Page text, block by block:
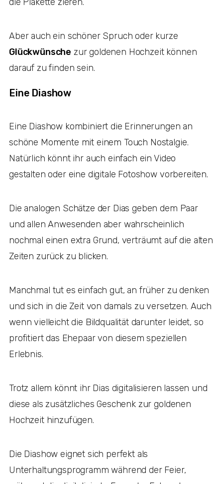
Aber auch ein schöner Spruch oder kurze
Glückwünsche zur goldenen Hochzeit können
darauf zu finden sein.
Eine Diashow
Eine Diashow kombiniert die Erinnerungen an
schöne Momente mit einem Touch Nostalgie.
Natürlich könnt ihr auch einfach ein Video
gestalten oder eine digitale Fotoshow vorbereiten.
Die analogen Schätze der Dias geben dem Paar
und allen Anwesenden aber wahrscheinlich
nochmal einen extra Grund, verträumt auf die alten
Zeiten zurück zu blicken.
Manchmal tut es einfach gut, an früher zu denken
und sich in die Zeit von damals zu versetzen. Auch
wenn vielleicht die Bildqualität darunter leidet, so
profitiert das Ehepaar von diesem speziellen
Erlebnis.
Trotz allem könnt ihr Dias digitalisieren lassen und
diese als zusätzliches Geschenk zur goldenen
Hochzeit hinzufügen.
Die Diashow eignet sich perfekt als
Unterhaltungsprogramm während der Feier,